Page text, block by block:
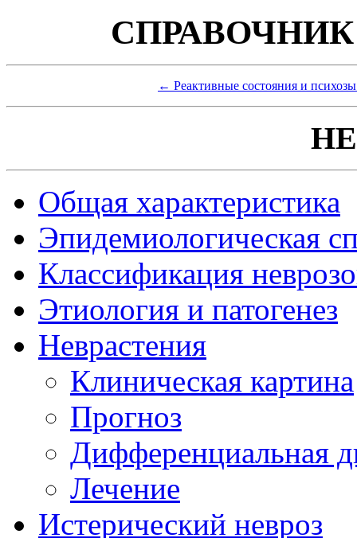
← Реактивные состояния и
Общая характеристика
Эпидемиологическая
Классификация
Этиология и патогенез
Неврастения
Клиническая картина
Прогноз
Дифференциальная
Лечение
Истерический невроз